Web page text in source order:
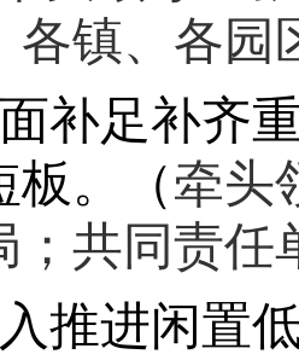
各镇、各园
补足补齐
板。 （牵头
；共同责任
推进闲置